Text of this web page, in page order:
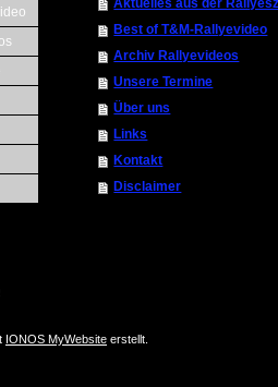
Aktuelles aus der
Best of T&M-Rallyevideo
Archiv Rallyevideos
Unsere Termine
Über uns
Links
Kontakt
Disclaimer
IONOS MyWebsite erstellt.